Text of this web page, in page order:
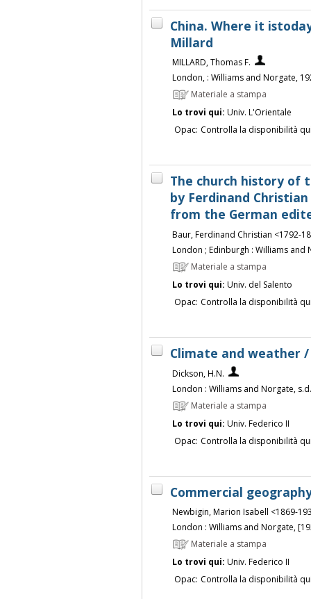
China. Where it
Millard
MILLARD, Thomas F.
London, : Williams and Norgate,
Materiale a stampa
Lo trovi qui: Univ. L'Orientale
Opac: Controlla la disponibilità
The church history of
by Ferdinand
from the German
Baur, Ferdinand Christian <1792-
London ; Edinburgh : Williams and
Materiale a stampa
Lo trovi qui: Univ. del Salento
Opac: Controlla la disponibilità
Climate and weather /
Dickson, H.N.
London : Williams and Norgate, s.d.
Materiale a stampa
Lo trovi qui: Univ. Federico II
Opac: Controlla la disponibilità
Commercial
Newbigin, Marion Isabell <1869-
London : Williams and Norgate,
Materiale a stampa
Lo trovi qui: Univ. Federico II
Opac: Controlla la disponibilità